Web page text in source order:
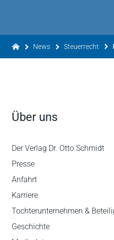
News Steuerrecht
Über uns
Der Verlag Dr. Otto Schmidt
Presse
Anfahrt
Karriere
Tochterunternehmen &
Geschichte